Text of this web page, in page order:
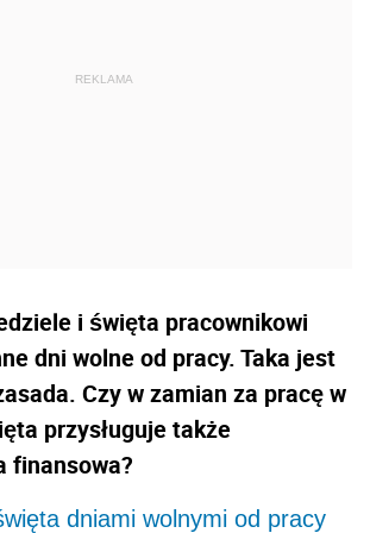
i święta pracownikowi
dni wolne od pracy. Taka jest
Czy w zamian za pracę w
przysługuje także
finansowa?
dniami wolnymi od pracy